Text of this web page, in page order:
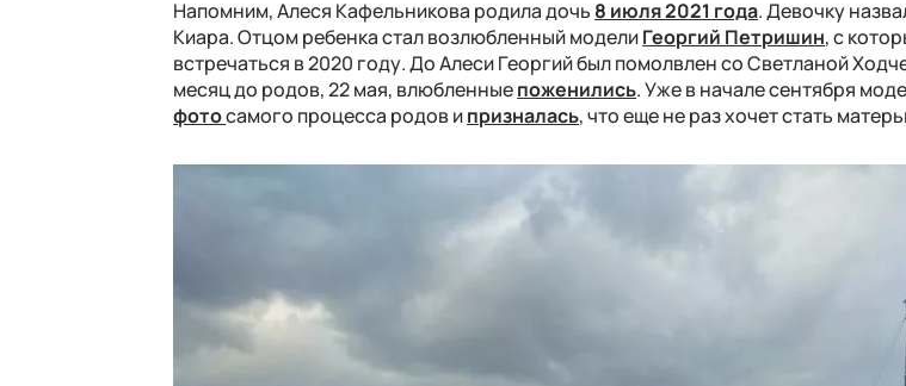
Напомним, Алеся Кафельникова родила дочь 8 июля 2021 года. Девочку
Киара. Отцом ребенка стал возлюбленный моделиГеоргий Петришин, с
встречаться в 2020 году. До Алеси Георгий был помолвлен со Светланой
месяц до родов, 22 мая, влюбленныепоженились. Уже в начале сентября
фотосамого процесса родов ипризналась, что еще не раз хочет стать